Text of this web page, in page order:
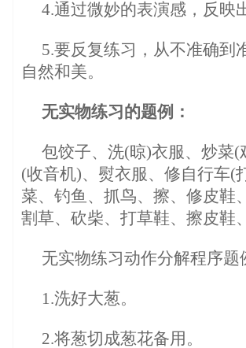
4.通过微妙的表演感，反映
5.要反复练习，从不准确到
自然和美。
无实物练习的题例：
包饺子、洗(晾)衣服、炒菜
(收音机)、熨衣服、修自行车(
菜、钓鱼、抓鸟、擦、修皮鞋
割草、砍柴、打草鞋、擦皮
无实物练习动作分解程序题
1.洗好大葱。
2.将葱切成葱花备用。